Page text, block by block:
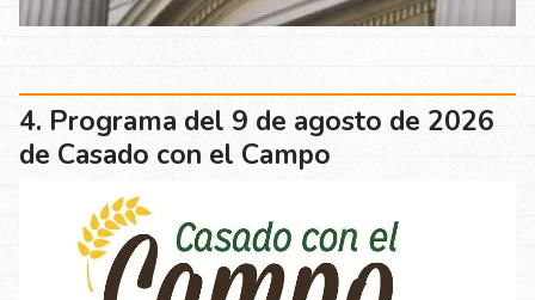
Programa del 9 de agosto de 2026
de Casado con el Campo